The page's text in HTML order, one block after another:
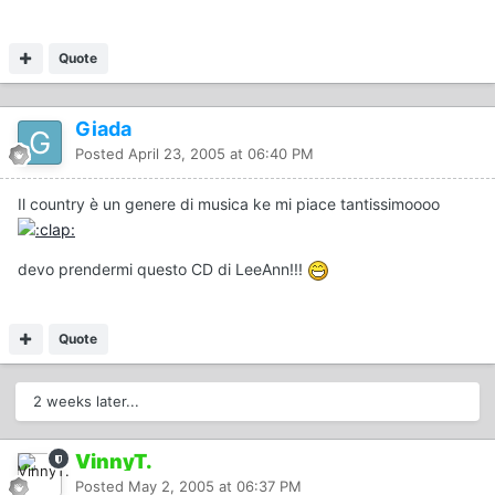
Quote
Giada
Posted April 23, 2005 at 06:40 PM
Il country è un genere di musica ke mi piace tantissimoooo
devo prendermi questo CD di LeeAnn!!!
Quote
2 weeks later...
VinnyT.
Posted May 2, 2005 at 06:37 PM